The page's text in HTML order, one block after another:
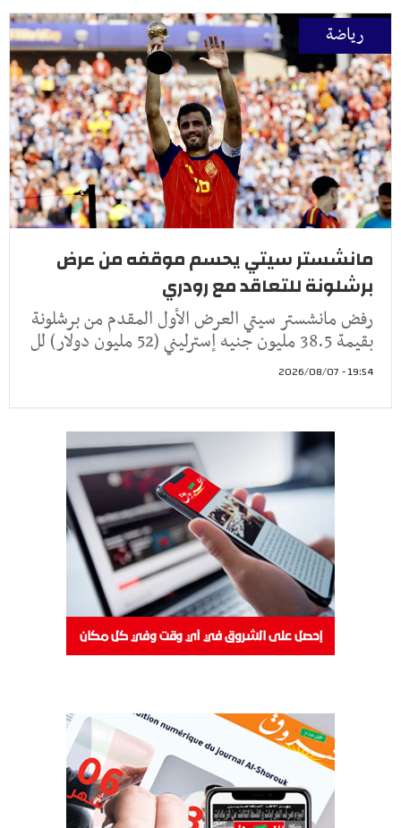
رياضة
مانشستر سيتي يحسم موقفه من عرض
برشلونة للتعاقد مع رودري
رفض مانشستر سيتي العرض الأول المقدم من برشلونة
بقيمة 38.5 مليون جنيه إسترليني (52 مليون دولار) لل
19:54 - 2026/08/07